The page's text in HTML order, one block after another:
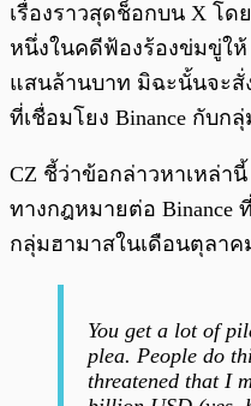
เรื่องราวสุดช็อกบน X โด
หนึ่งในคดีฟ้องร้องข่มขู่ให้
แสนล้านบาท มิฉะนั้นจะ
ที่เชื่อมโยง Binance กับก
CZ ชี้ว่าข้อกล่าวหาเหล่า
ทางกฎหมายต่อ Binance
กลุ่มฮามาสในเดือนตุลาค
You get a lot of
plea. People do
threatened that I